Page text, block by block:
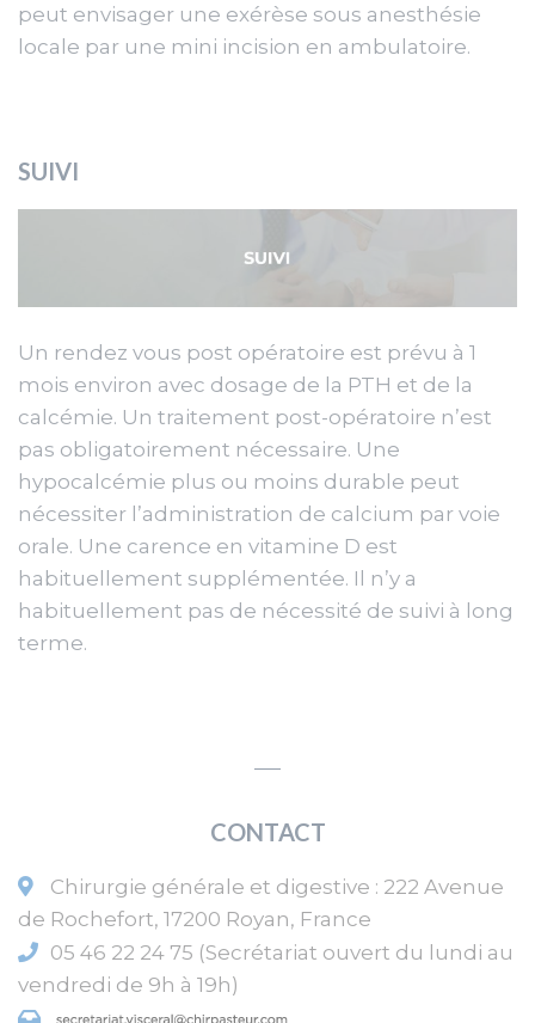
peut envisager une exérèse sous anesthésie
locale par une mini incision en ambulatoire.
SUIVI
Un rendez vous post opératoire est prévu à 1
mois environ avec dosage de la PTH et de la
calcémie. Un traitement post-opératoire n’est
pas obligatoirement nécessaire. Une
hypocalcémie plus ou moins durable peut
nécessiter l’administration de calcium par voie
orale. Une carence en vitamine D est
habituellement supplémentée. Il n’y a
habituellement pas de nécessité de suivi à long
terme.
CONTACT
Chirurgie générale et digestive : 222 Avenue
de Rochefort, 17200 Royan, France
05 46 22 24 75 (Secrétariat ouvert du lundi au
vendredi de 9h à 19h)